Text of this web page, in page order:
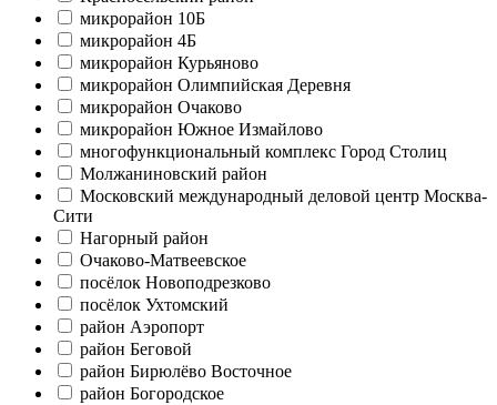
микрорайон 10Б
микрорайон 4Б
микрорайон Курьяново
микрорайон Олимпийская Деревня
микрорайон Очаково
микрорайон Южное Измайлово
многофункциональный комплекс Город Столиц
Молжаниновский район
Московский международный деловой центр Москва-
Сити
Нагорный район
Очаково-Матвеевское
посёлок Новоподрезково
посёлок Ухтомский
район Аэропорт
район Беговой
район Бирюлёво Восточное
район Богородское